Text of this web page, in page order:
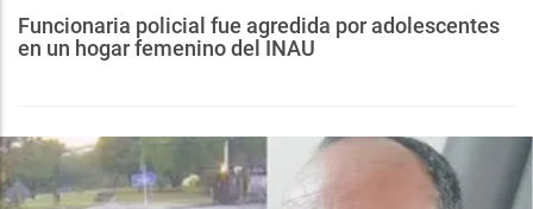
Funcionaria policial fue agredida por adolescentes
en un hogar femenino del INAU